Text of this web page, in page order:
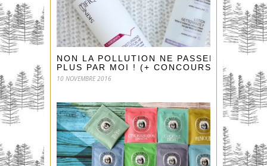
NON LA POLLUTION NE PASSERA
PLUS PAR MOI ! (+ CONCOURS)
10 NOVEMBRE 2016